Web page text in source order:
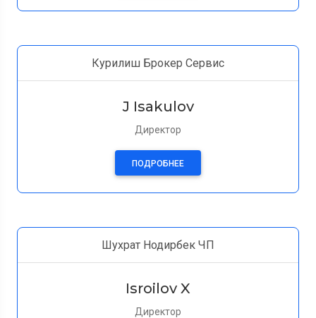
Курилиш Брокер Сервис
J Isakulov
Директор
ПОДРОБНЕЕ
Шухрат Нодирбек ЧП
Isroilov X
Директор